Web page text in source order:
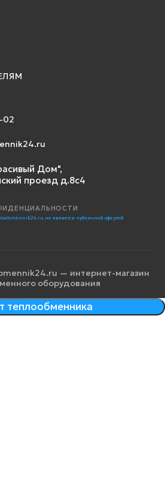
02
Дом",
проезд д.8с4
не является публичной офертой
— интернет-магазин
оборудования
теплообменника